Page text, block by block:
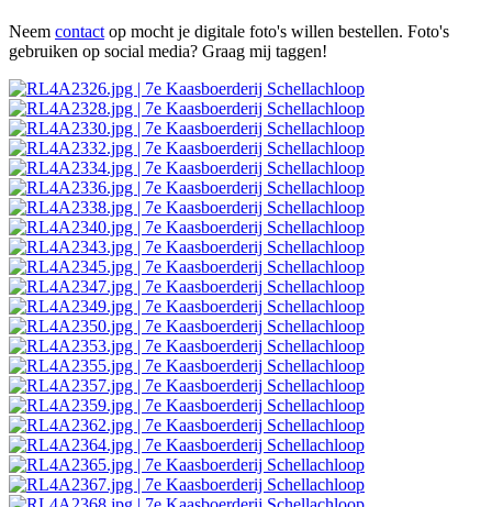
Neem contact op mocht je digitale foto's willen bestellen. Foto's
gebruiken op social media? Graag mij taggen!